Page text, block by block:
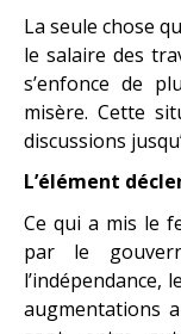
La seule chose
le salaire des
s’enfonce de
misère. Cette
discussions
L’élément
Ce qui a mis le
par le
l’indépendance,
augmentations